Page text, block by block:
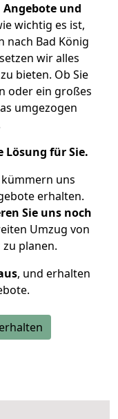
Angebote und
wichtig es ist,
nach Bad König
wir alles
bieten. Ob Sie
oder ein großes
umgezogen
Lösung für Sie.
kümmern uns
erhalten.
Sie uns noch
Umzug von
planen.
, und erhalten